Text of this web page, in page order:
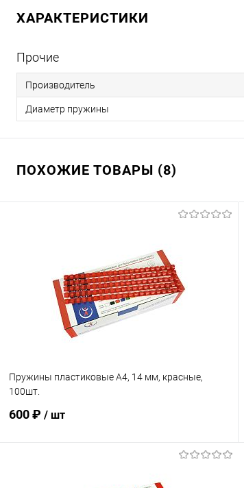
ХАРАКТЕРИСТИКИ
Прочие
Производитель
Диаметр пружины
ПОХОЖИЕ ТОВАРЫ (8)
Пружины пластиковые А4, 14 мм, красные,
100шт.
600 ₽ / шт